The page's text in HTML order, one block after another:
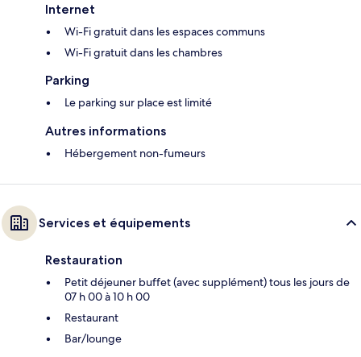
Internet
Wi-Fi gratuit dans les espaces communs
Wi-Fi gratuit dans les chambres
Parking
Le parking sur place est limité
Autres informations
Hébergement non-fumeurs
Services et équipements
Restauration
Petit déjeuner buffet (avec supplément) tous les jours de
07 h 00 à 10 h 00
Restaurant
Bar/lounge